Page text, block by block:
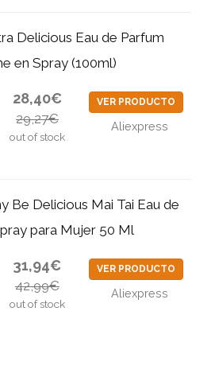
Delicious Eau de Parfum
en Spray (100ml)
28,40€
29,27€
out of stock
VER PRODUCTO
Aliexpress
Be Delicious Mai Tai Eau de
para Mujer 50 Ml
31,94€
42,99€
out of stock
VER PRODUCTO
Aliexpress